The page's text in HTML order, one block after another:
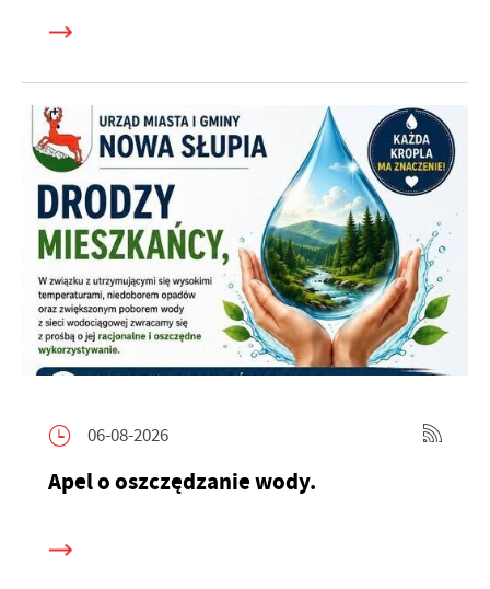
06-08-2026
Apel o oszczędzanie wody.